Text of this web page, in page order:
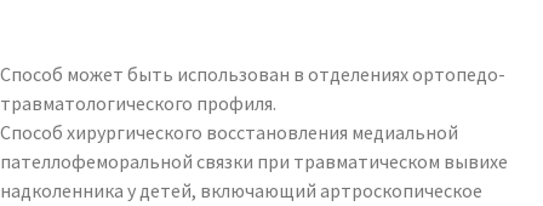
Способ может быть использован в отделениях ортопедо-
травматологического профиля.
Способ хирургического восстановления медиальной
пателлофеморальной связки при травматическом вывихе
надколенника у детей, включающий артроскопическое